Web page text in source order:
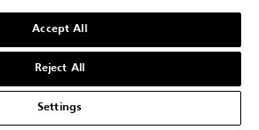
Accept All
Reject All
Settings